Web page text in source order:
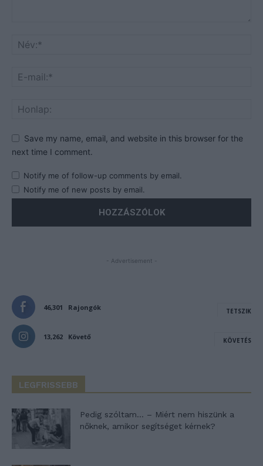
Save my name, email, and website in this browser for the
next time I comment.
Notify me of follow-up comments by email.
Notify me of new posts by email.
- Advertisement -
46,301 Rajongók TETSZIK
13,262 Követő KÖVETÉS
LEGFRISSEBB
Pedig szóltam… – Miért nem hiszünk a
nőknek, amikor segítséget kérnek?